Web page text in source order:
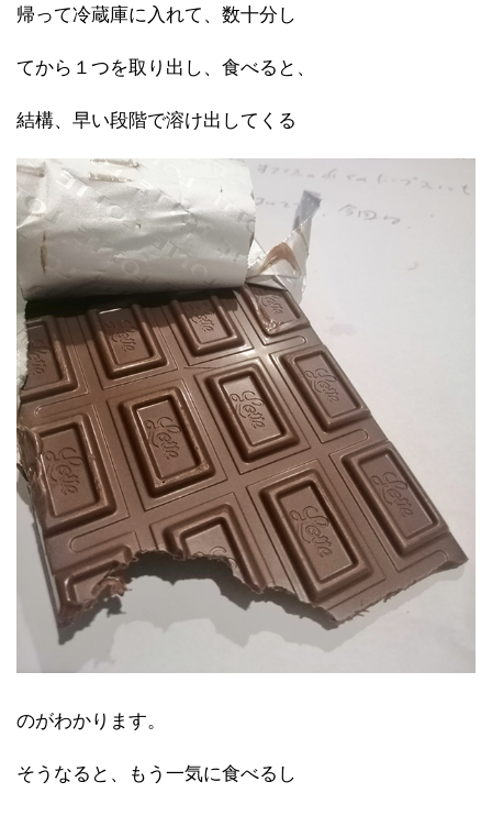
帰って冷蔵庫に入れて、数十分し
てから１つを取り出し、食べると、
結構、早い段階で溶け出してくる
のがわかります。
そうなると、もう一気に食べるし